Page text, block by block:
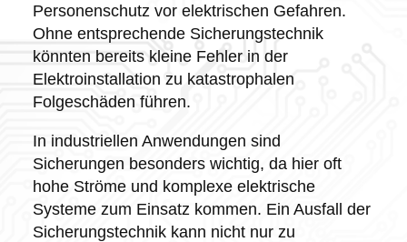
Personenschutz vor elektrischen Gefahren.
Ohne entsprechende Sicherungstechnik
könnten bereits kleine Fehler in der
Elektroinstallation zu katastrophalen
Folgeschäden führen.
In industriellen Anwendungen sind
Sicherungen besonders wichtig, da hier oft
hohe Ströme und komplexe elektrische
Systeme zum Einsatz kommen. Ein Ausfall der
Sicherungstechnik kann nicht nur zu